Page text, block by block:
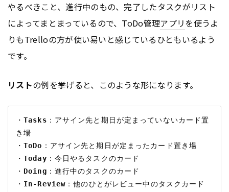
やるべきこと、進行中のもの、完了したタスクがリスト
によってまとまっているので、ToDo管理アプリを使うよ
りもTrelloの方が使い易いと感じているひともいるよう
です。
リストの例を挙げると、このような形になります。
・Tasks ：アサイン先と期日が定まっていないカード置
き場
・ToDo ：アサイン先と期日が定まったカード置き場
・Today ：今日やるタスクのカード
・ Doing ：進行中のタスクのカード
・ In-Review ：他のひとがレビュー中のタスクカード